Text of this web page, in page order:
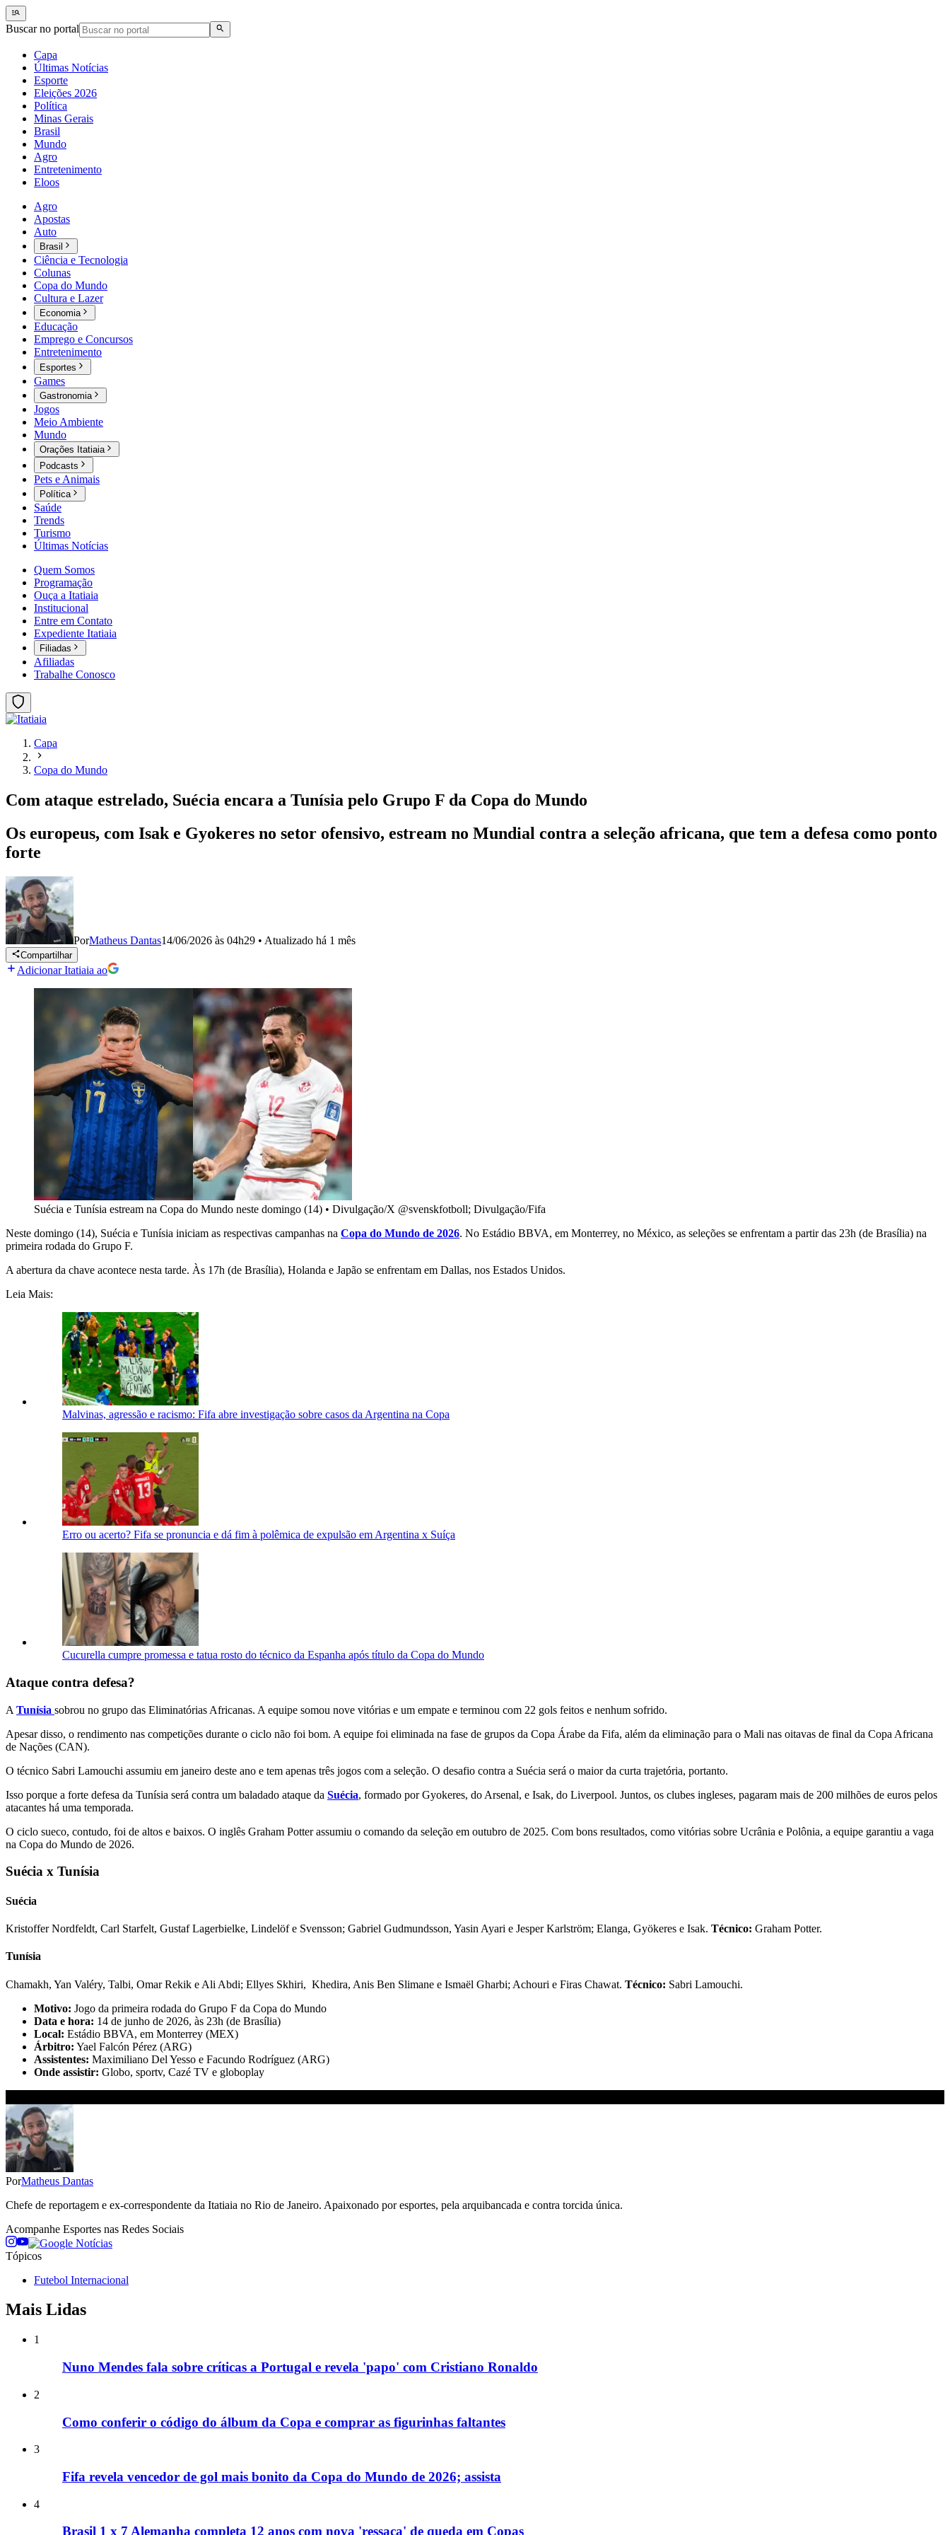
Buscar no portal
Capa
Últimas Notícias
Esporte
Eleições 2026
Política
Minas Gerais
Brasil
Mundo
Agro
Entretenimento
Eloos
Agro
Apostas
Auto
Brasil
Ciência e Tecnologia
Colunas
Copa do Mundo
Cultura e Lazer
Economia
Educação
Emprego e Concursos
Entretenimento
Esportes
Games
Gastronomia
Jogos
Meio Ambiente
Mundo
Orações Itatiaia
Podcasts
Pets e Animais
Política
Saúde
Trends
Turismo
Últimas Notícias
Quem Somos
Programação
Ouça a Itatiaia
Institucional
Entre em Contato
Expediente Itatiaia
Filiadas
Afiliadas
Trabalhe Conosco
Capa
Copa do Mundo
Com ataque estrelado, Suécia encara a Tunísia pelo Grupo F da Copa do Mundo
Os europeus, com Isak e Gyokeres no setor ofensivo, estream no Mundial contra a seleção africana, que tem a defesa como ponto
forte
PorMatheus Dantas14/06/2026 às 04h29 • Atualizado há 1 mês
Compartilhar
Adicionar Itatiaia ao
Suécia e Tunísia estream na Copa do Mundo neste domingo (14) • Divulgação/X @svenskfotboll; Divulgação/Fifa
Neste domingo (14), Suécia e Tunísia iniciam as respectivas campanhas na Copa do Mundo de 2026. No Estádio BBVA, em Monterrey, no México, as seleções se enfrentam a partir das 23h (de Brasília) na
primeira rodada do Grupo F.
A abertura da chave acontece nesta tarde. Às 17h (de Brasília), Holanda e Japão se enfrentam em Dallas, nos Estados Unidos.
Leia Mais:
Malvinas, agressão e racismo: Fifa abre investigação sobre casos da Argentina na Copa
Erro ou acerto? Fifa se pronuncia e dá fim à polêmica de expulsão em Argentina x Suíça
Cucurella cumpre promessa e tatua rosto do técnico da Espanha após título da Copa do Mundo
Ataque contra defesa?
A Tunísia sobrou no grupo das Eliminatórias Africanas. A equipe somou nove vitórias e um empate e terminou com 22 gols feitos e nenhum sofrido.
Apesar disso, o rendimento nas competições durante o ciclo não foi bom. A equipe foi eliminada na fase de grupos da Copa Árabe da Fifa, além da eliminação para o Mali nas oitavas de final da Copa Africana
de Nações (CAN).
O técnico Sabri Lamouchi assumiu em janeiro deste ano e tem apenas três jogos com a seleção. O desafio contra a Suécia será o maior da curta trajetória, portanto.
Isso porque a forte defesa da Tunísia será contra um baladado ataque da Suécia, formado por Gyokeres, do Arsenal, e Isak, do Liverpool. Juntos, os clubes ingleses, pagaram mais de 200 milhões de euros pelos
atacantes há uma temporada.
O ciclo sueco, contudo, foi de altos e baixos. O inglês Graham Potter assumiu o comando da seleção em outubro de 2025. Com bons resultados, como vitórias sobre Ucrânia e Polônia, a equipe garantiu a vaga
na Copa do Mundo de 2026.
Suécia x Tunísia
Suécia
Kristoffer Nordfeldt, Carl Starfelt, Gustaf Lagerbielke, Lindelöf e Svensson; Gabriel Gudmundsson, Yasin Ayari e Jesper Karlström; Elanga, Gyökeres e Isak. Técnico: Graham Potter.
Tunísia
Chamakh, Yan Valéry, Talbi, Omar Rekik e Ali Abdi; Ellyes Skhiri, Khedira, Anis Ben Slimane e Ismaël Gharbi; Achouri e Firas Chawat. Técnico: Sabri Lamouchi.
Motivo: Jogo da primeira rodada do Grupo F da Copa do Mundo
Data e hora: 14 de junho de 2026, às 23h (de Brasília)
Local: Estádio BBVA, em Monterrey (MEX)
Árbitro: Yael Falcón Pérez (ARG)
Assistentes: Maximiliano Del Yesso e Facundo Rodríguez (ARG)
Onde assistir: Globo, sportv, Cazé TV e globoplay
PorMatheus Dantas
Chefe de reportagem e ex-correspondente da Itatiaia no Rio de Janeiro. Apaixonado por esportes, pela arquibancada e contra torcida única.
Acompanhe Esportes nas Redes Sociais
Tópicos
Futebol Internacional
Mais Lidas
1
Nuno Mendes fala sobre críticas a Portugal e revela 'papo' com Cristiano Ronaldo
2
Como conferir o código do álbum da Copa e comprar as figurinhas faltantes
3
Fifa revela vencedor de gol mais bonito da Copa do Mundo de 2026; assista
4
Brasil 1 x 7 Alemanha completa 12 anos com nova 'ressaca' de queda em Copas